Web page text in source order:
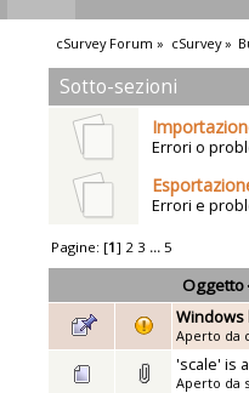
cSurvey Forum » cSurvey»
Sotto-sezioni
Errori o
Errori e
Pagine: [1] 2 3 ...5
Oggetto
Windows
Aperto da
'scale' is
Aperto da